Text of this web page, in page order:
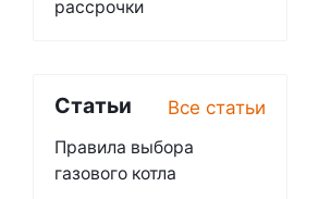
рассрочки
Статьи Все статьи
Правила выбора
газового котла